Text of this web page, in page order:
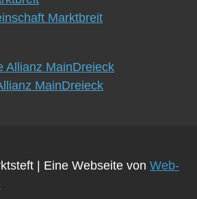
Marktbreit
MainDreieck
Eine Webseite von Web-